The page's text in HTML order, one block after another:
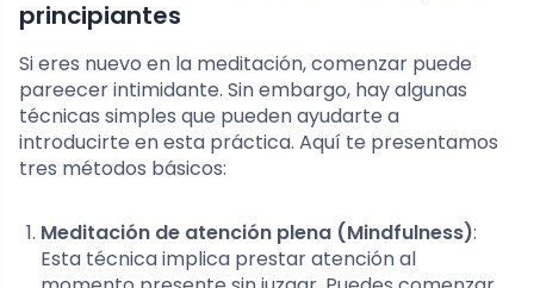
principiantes
Si eres nuevo en la meditación, comenzar puede
pareecer intimidante. Sin embargo, hay algunas
técnicas simples que pueden ayudarte a
introducirte en esta práctica. Aquí te presentamos
tres métodos básicos:
Meditación de atención plena (Mindfulness):
Esta técnica implica prestar atención al